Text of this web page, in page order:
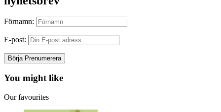
Förnamn:
E-post:
You might like
Our favourites